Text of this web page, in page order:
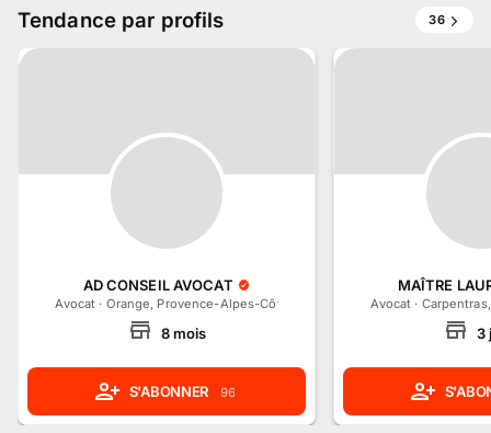
Tendance par profils 36
AD CONSEIL AVOCAT
Avocat · Orange, Provence-Alpes-Côte d'Azur
8mois
S'ABONNER 96
MAÎTRE
Avocat ·
3